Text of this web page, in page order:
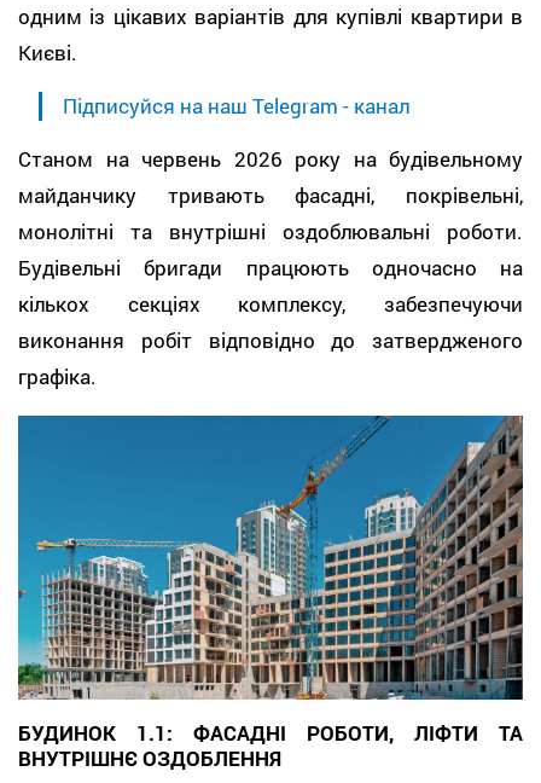
одним із цікавих варіантів для купівлі квартири в
Києві.
Підписуйся на наш Telegram - канал
Станом на червень 2026 року на будівельному
майданчику тривають фасадні, покрівельні,
монолітні та внутрішні оздоблювальні роботи.
Будівельні бригади працюють одночасно на
кількох секціях комплексу, забезпечуючи
виконання робіт відповідно до затвердженого
графіка.
БУДИНОК 1.1: ФАСАДНІ РОБОТИ, ЛІФТИ ТА
ВНУТРІШНЄ ОЗДОБЛЕННЯ